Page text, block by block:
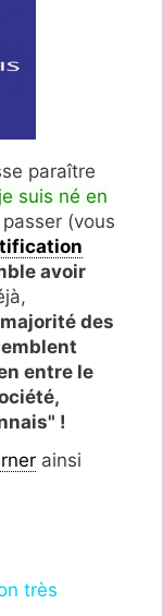
paraître
je suis né en
(vous
avoir
des
entre le
!
ainsi
très